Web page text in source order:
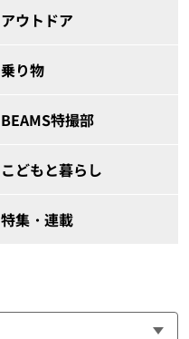
アウトドア
乗り物
BEAMS特撮部
こどもと暮らし
特集・連載